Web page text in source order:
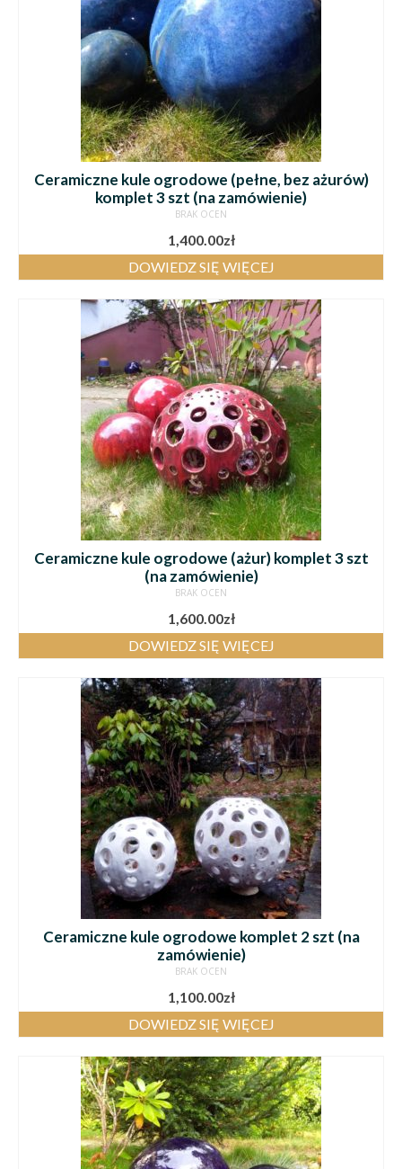
Ceramiczne kule ogrodowe (pełne, bez ażurów)
komplet 3 szt (na zamówienie)
BRAK OCEN
1,400.00zł
DOWIEDZ SIĘ WIĘCEJ
Ceramiczne kule ogrodowe (ażur) komplet 3 szt
(na zamówienie)
BRAK OCEN
1,600.00zł
DOWIEDZ SIĘ WIĘCEJ
Ceramiczne kule ogrodowe komplet 2 szt (na
zamówienie)
BRAK OCEN
1,100.00zł
DOWIEDZ SIĘ WIĘCEJ